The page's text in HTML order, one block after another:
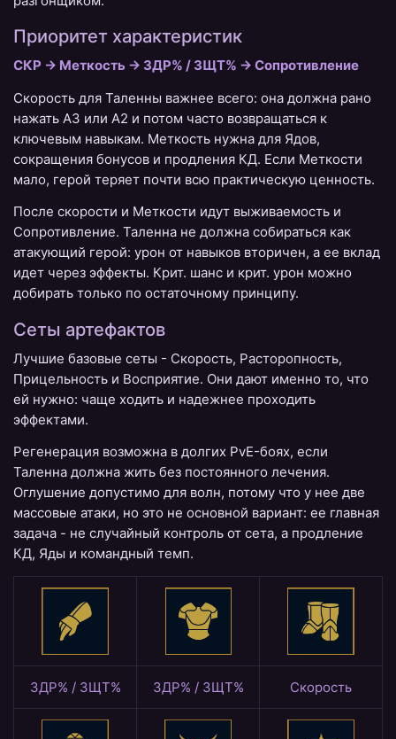
Приоритет характеристик
СКР -> Меткость -> ЗДР% / ЗЩТ% -> Сопротивление
Скорость для Таленны важнее всего: она должна рано
нажать A3 или A2 и потом часто возвращаться к
ключевым навыкам. Меткость нужна для Ядов,
сокращения бонусов и продления КД. Если Меткости
мало, герой теряет почти всю практическую ценность.
После скорости и Меткости идут выживаемость и
Сопротивление. Таленна не должна собираться как
атакующий герой: урон от навыков вторичен, а ее вклад
идет через эффекты. Крит. шанс и крит. урон можно
добирать только по остаточному принципу.
Сеты артефактов
Лучшие базовые сеты - Скорость, Расторопность,
Прицельность и Восприятие. Они дают именно то, что
ей нужно: чаще ходить и надежнее проходить
эффектами.
Регенерация возможна в долгих PvE-боях, если
Таленна должна жить без постоянного лечения.
Оглушение допустимо для волн, потому что у нее две
массовые атаки, но это не основной вариант: ее главная
задача - не случайный контроль от сета, а продление
КД, Яды и командный темп.
ЗДР% / ЗЩТ% ЗДР% / ЗЩТ% Скорость